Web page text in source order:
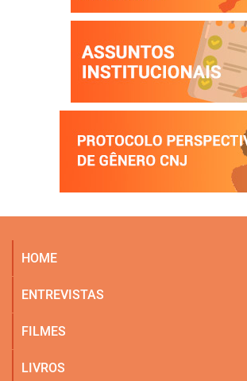
HOME
ENTREVISTAS
FILMES
LIVROS